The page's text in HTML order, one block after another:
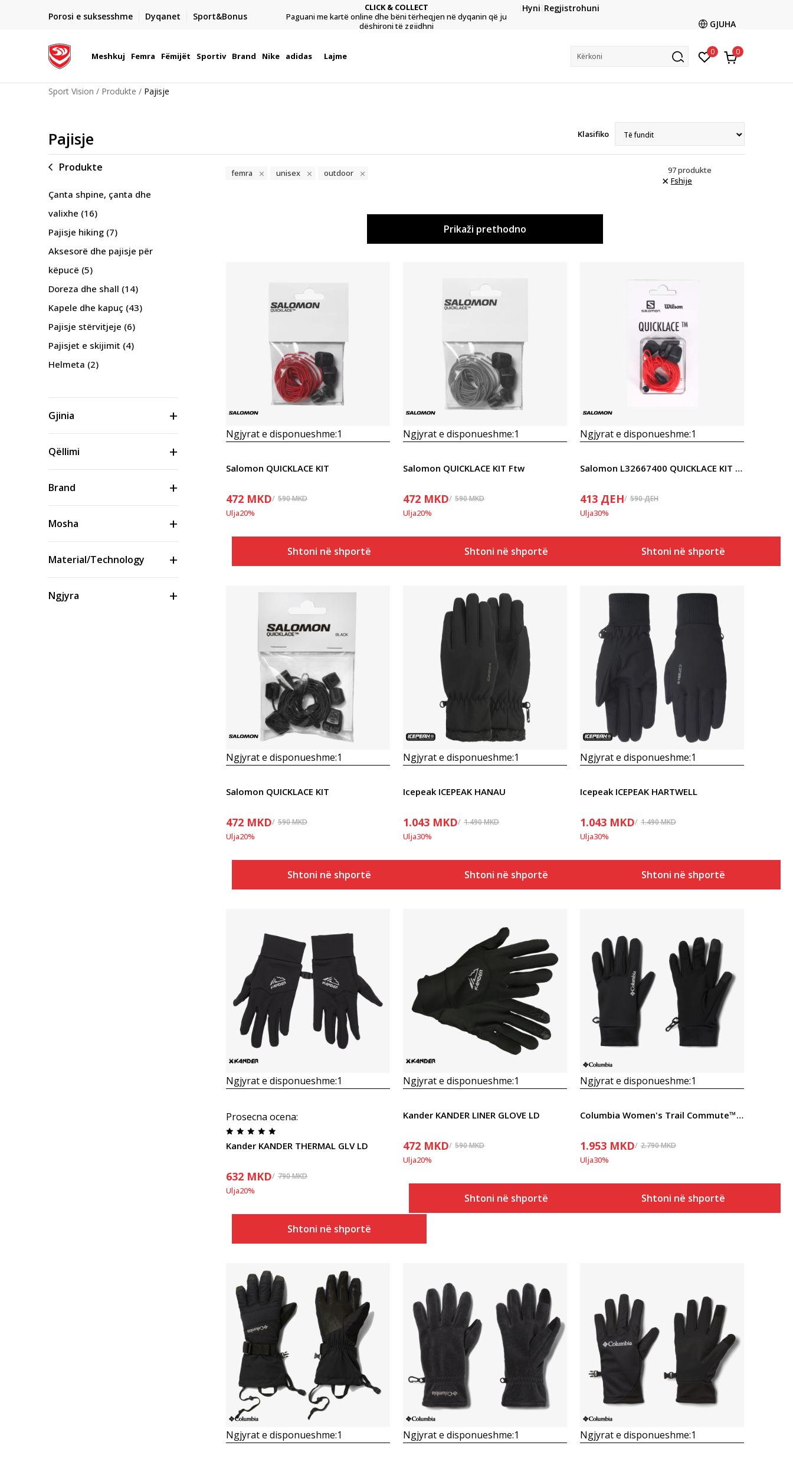
Porosi e suksesshme Dyqanet Sport&Bonus
kartë pagese
DY MËNYRAT E PAGESËS
- me para në dorë ose me kartë pagese elektronike.
CLICK & COLLECT
Paguani me kartë online dhe bëni tërheqjen në dyqanin që ju
dëshironi të zgjidhni
Hyni Regjistrohuni
GJUHA
Meshkuj Femra Fëmijët Sportiv Brand Nike adidas Lajme Kërkoni 0 0
Sport Vision Produkte Pajisje
Pajisje Klasifiko
Produkte
Çanta shpine, çanta dhe
valixhe (16)
Pajisje hiking (7)
Aksesorë dhe pajisje për
këpucë (5)
Doreza dhe shall (14)
Kapele dhe kapuç (43)
Pajisje stërvitjeje (6)
Pajisjet e skijimit (4)
Helmeta (2)
Gjinia
Qëllimi
Brand
Mosha
Material/Technology
Ngjyra
femra unisex outdoor 97produkte
Fshije
Prikaži prethodno
Krahasoni
Ngjyrat e disponueshme:1
Salomon QUICKLACE KIT
472 MKD 590MKD
Ulja20%
Shtoni në shportë
Krahasoni
Ngjyrat e disponueshme:1
Salomon QUICKLACE KIT Ftw
472 MKD 590MKD
Ulja20%
Shtoni në shportë
Krahasoni
Ngjyrat e disponueshme:1
Salomon L32667400 QUICKLACE KIT vezalke Red
413 ДЕН 590ДЕН
Ulja30%
Shtoni në shportë
Krahasoni
Ngjyrat e disponueshme:1
Salomon QUICKLACE KIT
472 MKD 590MKD
Ulja20%
Shtoni në shportë
Krahasoni
Ngjyrat e disponueshme:1
Icepeak ICEPEAK HANAU
1.043 MKD 1.490MKD
Ulja30%
Shtoni në shportë
Krahasoni
Ngjyrat e disponueshme:1
Icepeak ICEPEAK HARTWELL
1.043 MKD 1.490MKD
Ulja30%
Shtoni në shportë
Krahasoni
Ngjyrat e disponueshme:1
Prosecna ocena:
Kander KANDER THERMAL GLV LD
632 MKD 790MKD
Ulja20%
Shtoni në shportë
Krahasoni
Ngjyrat e disponueshme:1
Kander KANDER LINER GLOVE LD
472 MKD 590MKD
Ulja20%
Shtoni në shportë
Krahasoni
Ngjyrat e disponueshme:1
Columbia Women's Trail Commute™ Glove
1.953 MKD 2.790MKD
Ulja30%
Shtoni në shportë
Krahasoni
Ngjyrat e disponueshme:1
Krahasoni
Ngjyrat e disponueshme:1
Krahasoni
Ngjyrat e disponueshme:1